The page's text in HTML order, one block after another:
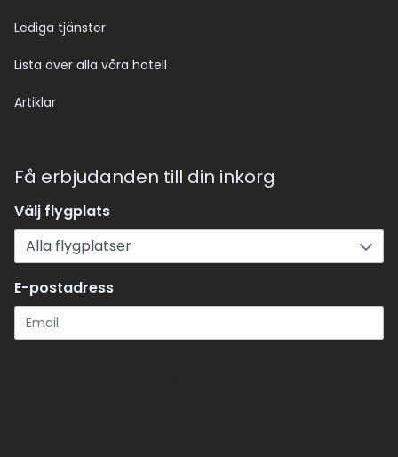
Lediga tjänster
Lista över alla våra hotell
Artiklar
Få erbjudanden till din inkorg
Välj flygplats
E-postadress